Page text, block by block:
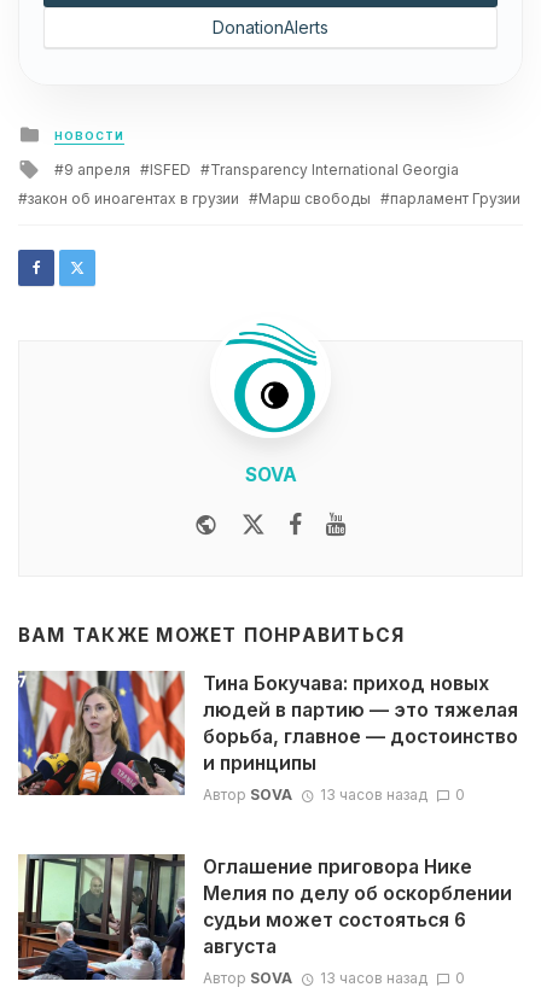
DonationAlerts
Posted
in
НОВОСТИ
Tagged
9 апреля ISFED
Transparency International Georgia
закон об иноагентах в грузии
Марш свободы парламент Грузии
SOVA
WebsiteTwitterFacebook
ВАМ ТАКЖЕ МОЖЕТ ПОНРАВИТЬСЯ
Тина Бокучава: приход новых
людей в партию — это тяжелая
борьба, главное — достоинство
и принципы
Автор SOVA 13 часов назад 0
Оглашение приговора Нике
Мелия по делу об оскорблении
судьи может состояться 6
августа
Автор SOVA 13 часов назад 0